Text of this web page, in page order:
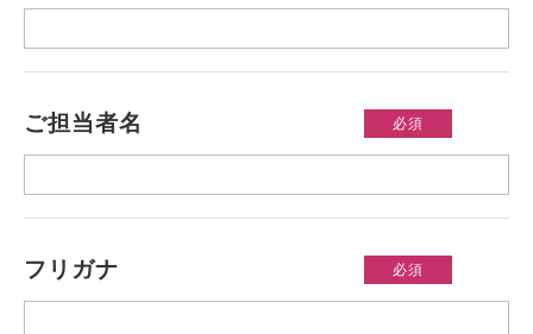
ご担当者名 必須
フリガナ 必須